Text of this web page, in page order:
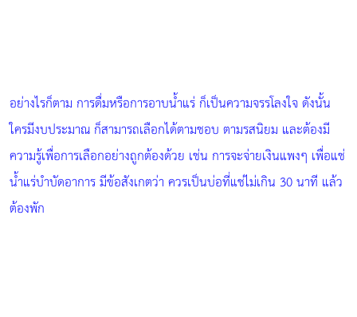
อย่างไรก็ตาม การดื่มหรือการอาบน้ำแร่ ก็เป็นความจรรโลงใจ ดังนั้น
ใครมีงบประมาณ ก็สามารถเลือกได้ตามชอบ ตามรสนิยม และต้องมี
ความรู้เพื่อการเลือกอย่างถูกต้องด้วย เช่น การจะจ่ายเงินแพงๆ เพื่อแช่
น้ำแร่บำบัดอาการ มีข้อสังเกตว่า ควรเป็นบ่อที่แช่ไม่เกิน 30 นาที แล้ว
ต้องพัก